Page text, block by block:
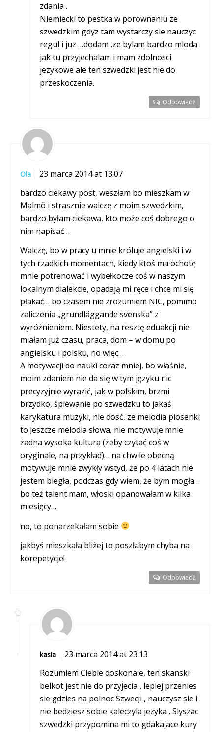
zdania .
Niemiecki to pestka w porownaniu ze
szwedzkim gdyz tam wystarczy sie nauczyc
regul i juz …dodam ,ze bylam bardzo mloda
jak tu przyjechalam i mam zdolnosci
jezykowe ale ten szwedzki jest nie do
przeskoczenia.
Odpowiedź
Ola
23 marca 2014 at 13:07
bardzo ciekawy post, weszłam bo mieszkam w
Malmö i strasznie walczę z moim szwedzkim,
bardzo byłam ciekawa, kto może coś dobrego o
nim napisać…
Walczę, bo w pracy u mnie króluje angielski i w
tych rzadkich momentach, kiedy ktoś ma ochotę
mnie potrenować i wybełkocze coś w naszym
lokalnym dialekcie, opadają mi ręce i chce mi się
płakać… bo czasem nie zrozumiem NIC, pomimo
zaliczenia „grundläggande svenska” z
wyróżnieniem. Niestety, na resztę eduakcji nie
miałam już czasu, praca, dom – w domu po
angielsku i polsku, no więc…
A motywacji do nauki coraz mniej, bo właśnie,
moim zdaniem nie da się w tym języku nic
precyzyjnie wyrazić, jak w polskim, brzmi
brzydko, śpiewanie po szwedzku to jakaś
karykatura muzyki, nie dosć, ze melodia piosenki
to jeszcze melodia słowa, nie motywuje mnie
żadna wysoka kultura (żeby czytać coś w
oryginale, na przykład)… na chwile obecną
motywuje mnie zwykły wstyd, że po 4 latach nie
jestem biegła, podczas gdy wiem, że bym mogła…
bo też talent mam, włoski opanowałam w kilka
miesięcy…
no, to ponarzekałam sobie
jakbyś mieszkała bliżej to poszłabym chyba na
korepetycje!
Odpowiedź
kasia
23 marca 2014 at 23:13
Rozumiem Ciebie doskonale, ten skanski
belkot jest nie do przyjecia , lepiej przenies
sie gdzies na polnoc Szwecji , nauczysz sie i
nie bedziesz sobie kaleczyla jezyka . Slyszac
szwedzki przypomina mi to gdakajace kury